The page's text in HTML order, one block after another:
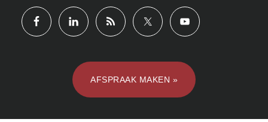
AFSPRAAK MAKEN »